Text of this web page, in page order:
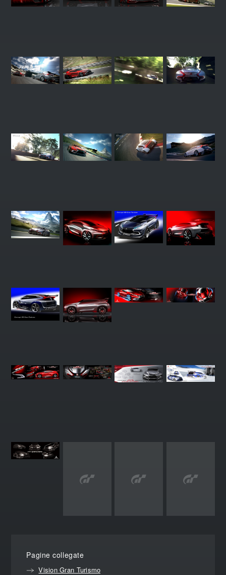
Pagine collegate
Vision Gran Turismo